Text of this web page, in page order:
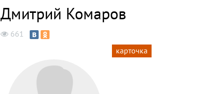
Дмитрий Комаров
661
карточка